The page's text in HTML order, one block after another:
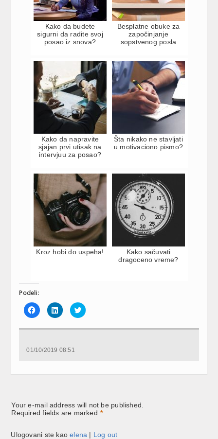
Kako da budete
sigurni da radite svoj
posao iz snova?
Besplatne obuke za
započinjanje
sopstvenog posla
Kako da napravite
sjajan prvi utisak na
intervjuu za posao?
Šta nikako ne stavljati
u motivaciono pismo?
Kroz hobi do uspeha!
Kako sačuvati
dragoceno vreme?
Podeli:
Click
to
share
Facebook
new
Click
to
share
LinkedIn
new
Click
to
Twitter
01/10/2019 08:51
Your e-mail address will not be published.
Required fields are marked *
Ulogovani ste kaoelena | Log out